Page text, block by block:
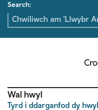
Search:
Wal hwyl
Tyrd i ddarganfod dy